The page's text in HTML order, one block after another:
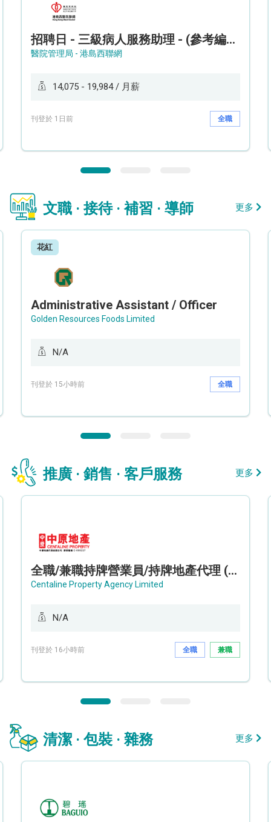
招聘日 - 三級病人服務助理 - (參考編號: HKWCS260107)
醫院管理局 - 港島西聯網
14,075 - 19,984 / 月薪
刊登於 1日前 全職
文職 · 接待 · 補習 · 導師 更多
花紅
Administrative Assistant / Officer
Golden Resources Foods Limited
N/A
刊登於 15小時前 全職
推廣 · 銷售 · 客戶服務 更多
全職/兼職持牌營業員/持牌地產代理 (長沙灣/將軍澳/油塘)
Centaline Property Agency Limited
N/A
刊登於 16小時前 全職 兼職
清潔 · 包裝 · 雜務 更多